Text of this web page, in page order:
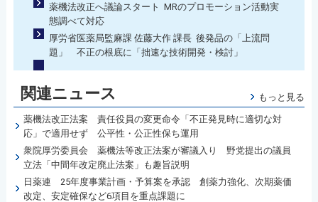
薬機法改正へ議論スタート MRのプロモーション活動実
態調べて対応
厚労省医薬局監麻課 佐藤大作 課長 後発品の「上流問
題」 不正の根底に「拙速な技術開発・検討」
関連ニュース もっと見る
薬機法改正法案 責任役員の変更命令「不正発見時に適切な対
応」で適用せず 公平性・公正性保ち運用
衆院厚労委員会 薬機法等改正法案が審議入り 野党提出の議員
立法「中間年改定廃止法案」も趣旨説明
日薬連 25年度事業計画・予算案を承認 創薬力強化、次期薬価
改定、安定確保など6項目を重点課題に